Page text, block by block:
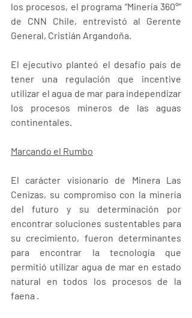
los procesos, el programa “Minería 360°”
de CNN Chile, entrevistó al Gerente
General, Cristián Argandoña.
El ejecutivo planteó el desafío país de
tener una regulación que incentive
utilizar el agua de mar para independizar
los procesos mineros de las aguas
continentales.
Marcando el Rumbo
El carácter visionario de Minera Las
Cenizas, su compromiso con la minería
del futuro y su determinación por
encontrar soluciones sustentables para
su crecimiento, fueron determinantes
para encontrar la tecnología que
permitió utilizar agua de mar en estado
natural en todos los procesos de la
faena .